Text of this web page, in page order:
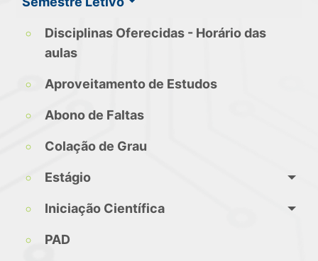
Disciplinas Oferecidas - Horário das
aulas
Aproveitamento de Estudos
Abono de Faltas
Colação de Grau
Estágio
Iniciação Científica
PAD